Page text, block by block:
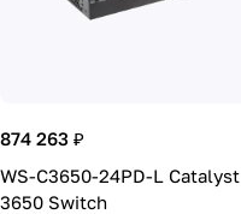
874 263 ₽
WS-C3650-24PD-L Catalyst
3650 Switch